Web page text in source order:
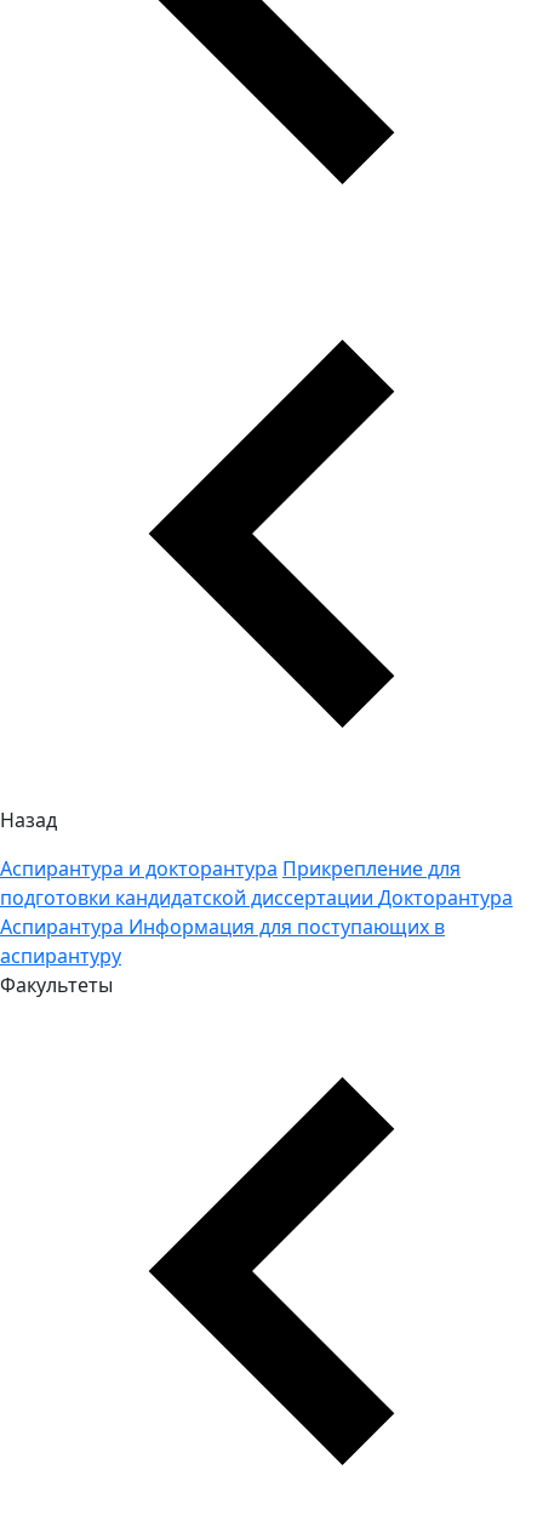
Назад
Аспирантура и докторантура Прикрепление для
подготовки кандидатской диссертации Докторантура
Аспирантура Информация для поступающих в
аспирантуру
Факультеты